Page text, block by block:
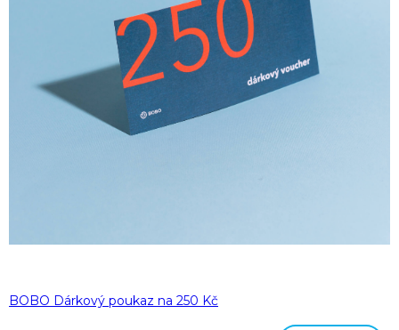
BOBO Dárkový poukaz na 250 Kč